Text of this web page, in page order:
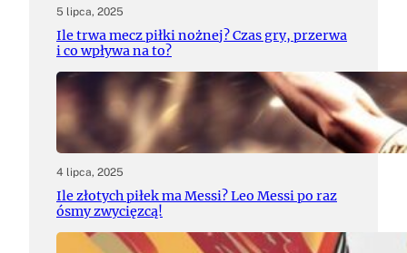
5 lipca, 2025
Ile trwa mecz piłki nożnej? Czas gry, przerwa
i co wpływa na to?
4 lipca, 2025
Ile złotych piłek ma Messi? Leo Messi po raz
ósmy zwycięzcą!